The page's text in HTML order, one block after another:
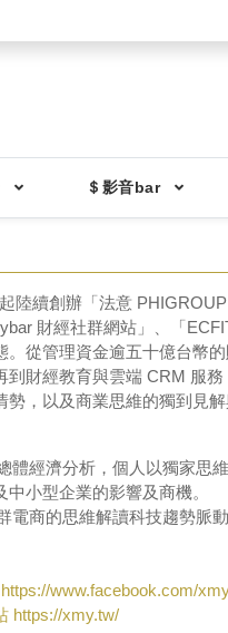
＄影音bar
陸續創辦「法意
財經社群網站」、「
。從管理資金逾五十億台幣
到財經教育與雲端 CRM 服
勢，以及商業思維的獨到見解
體經濟分析，個人以獨家思
中小型企業的影響及商機。
電商的思維解讀科技趨勢脈
https://www.facebook.com/
https://xmy.tw/